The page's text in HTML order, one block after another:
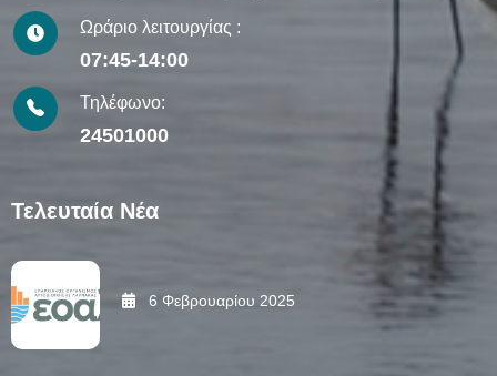
Ωράριο λειτουργίας :
07:45-14:00
Τηλέφωνο:
24501000
Τελευταία Νέα
6 Φεβρουαρίου 2025